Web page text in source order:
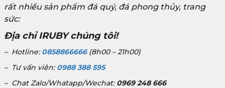
rất nhiều sản phẩm đá quý, đá phong thủy, trang
sức:
Địa chỉ IRUBY chúng tôi!
– Hotline: 0858866666(8h00 – 21h00)
– Tư vấn viên: 0988 388 595
– Chat Zalo/Whatapp/Wechat: 0969 248 666